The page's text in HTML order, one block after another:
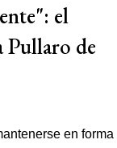
el
Pullaro de